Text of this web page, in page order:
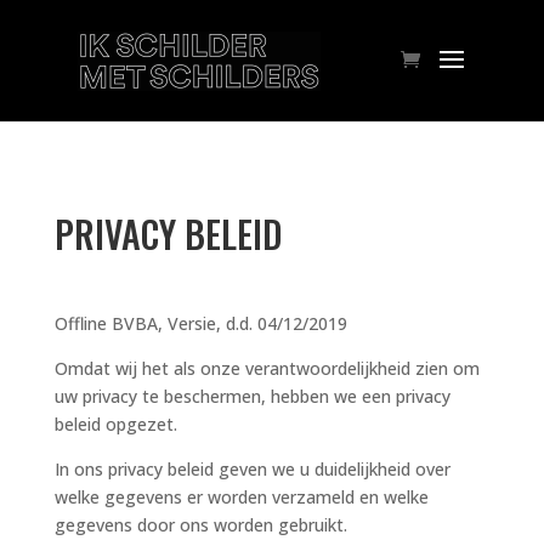
PRIVACY BELEID
Offline BVBA, Versie, d.d. 04/12/2019
Omdat wij het als onze verantwoordelijkheid zien om
uw privacy te beschermen, hebben we een privacy
beleid opgezet.
In ons privacy beleid geven we u duidelijkheid over
welke gegevens er worden verzameld en welke
gegevens door ons worden gebruikt.